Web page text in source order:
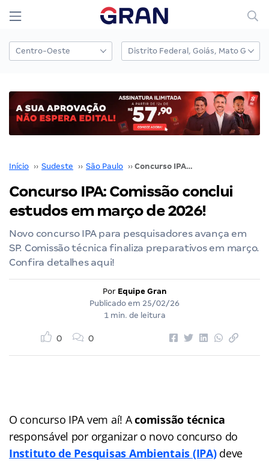
Início ›› Sudeste ›› São Paulo ›› Concurso IPA: Comissão conclui estudos em março de 2026!
Concurso IPA: Comissão conclui
estudos em março de 2026!
Novo concurso IPA para pesquisadores avança em
SP. Comissão técnica finaliza preparativos em março.
Confira detalhes aqui!
Por Equipe Gran
Publicado em 25/02/26
1 min. de leitura
0 0
O concurso IPA vem aí! Acomissão técnica
responsável por organizar o novo concurso do
Instituto de Pesquisas Ambientais (IPA)deve